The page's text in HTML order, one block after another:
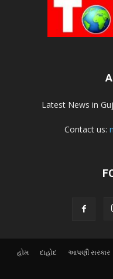
Latest News in
Contact us:
હોમ દાહોદ આપણી સરકાર